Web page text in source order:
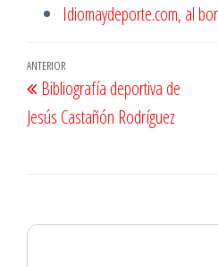
Idiomaydeporte.com, al
Navegación
de
entradas
Entrada
anterior
ANTERIOR
Bibliografía deportiva de
Jesús Castañón Rodríguez